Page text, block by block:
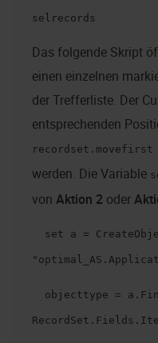
selrecords
Das folgende Skript
einen einzelnen
der Trefferliste. Der
entsprechenden
recordset.movefirst
werden. Die Variable
von Aktion 2 oder
set a =
objecttype =